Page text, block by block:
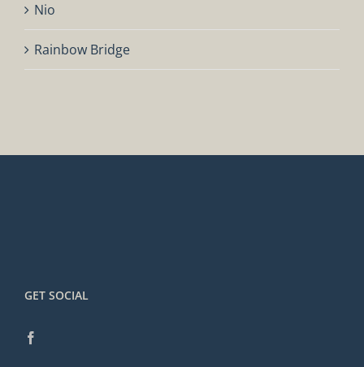
Nio
Rainbow Bridge
GET SOCIAL